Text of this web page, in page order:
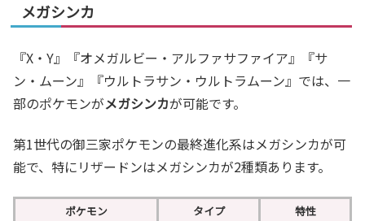
メガシンカ
『X・Y』『オメガルビー・アルファサファイア』『サ
ン・ムーン』『ウルトラサン・ウルトラムーン』では、一
部のポケモンがメガシンカが可能です。
第1世代の御三家ポケモンの最終進化系はメガシンカが可
能で、特にリザードンはメガシンカが2種類あります。
ポケモン タイプ 特性